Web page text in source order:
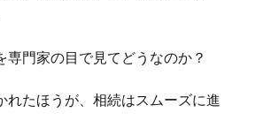
専門家の目で見てどうなのか？
れたほうが、相続はスムーズに進